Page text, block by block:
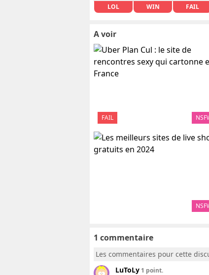
LOL WIN FAIL
A voir
FAIL
1 commentaire
Les commentaires pour cette
LuToLy 1 point.